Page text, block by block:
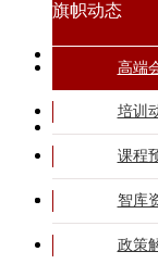
旗帜课程
旗帜动态
高端
培训
课程
智库
政策